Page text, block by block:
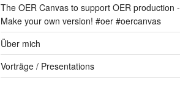
The OER Canvas to support OER production -
Make your own version! #oer #oercanvas
Über mich
Vorträge / Presentations